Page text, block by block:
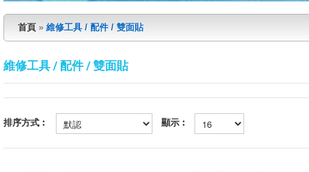
首頁 » 維修工具 / 配件 / 雙面貼
維修工具 / 配件 / 雙面貼
排序方式︰ 顯示︰